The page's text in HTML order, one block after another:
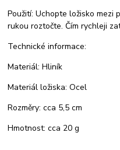
Použití: Uchopte ložisko mezi
rukou roztočte. Čím rychleji
Technické informace:
Materiál: Hliník
Materiál ložiska: Ocel
Rozměry: cca 5,5 cm
Hmotnost: cca 20 g